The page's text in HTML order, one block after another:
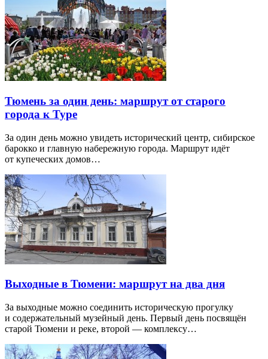
Тюмень за один день: маршрут от старого
города к Туре
За один день можно увидеть исторический центр, сибирское
барокко и главную набережную города. Маршрут идёт
от купеческих домов…
Выходные в Тюмени: маршрут на два дня
За выходные можно соединить историческую прогулку
и содержательный музейный день. Первый день посвящён
старой Тюмени и реке, второй — комплексу…